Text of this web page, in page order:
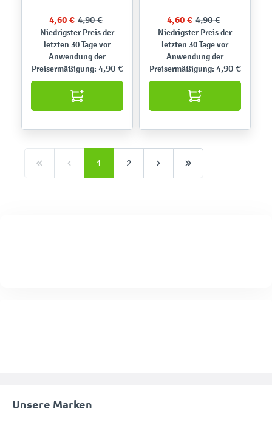
4,60 € 4,90 €
Niedrigster Preis der
letzten 30 Tage vor
Anwendung der
Preisermäßigung: 4,90 €
4,60 € 4,90 €
Niedrigster Preis der
letzten 30 Tage vor
Anwendung der
Preisermäßigung: 4,90 €
1 2
Unsere Marken